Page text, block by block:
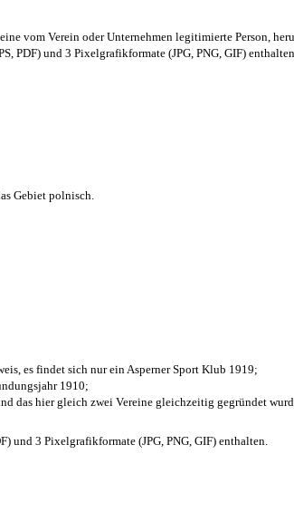
vom Verein oder Unternehmen legitimierte Person,
PDF) und 3 Pixelgrafikformate (JPG, PNG, GIF) enthalten.
Gebiet polnisch.
es findet sich nur ein Asperner Sport Klub 1919;
1910;
das hier gleich zwei Vereine gleichzeitig gegründet
und 3 Pixelgrafikformate (JPG, PNG, GIF) enthalten.